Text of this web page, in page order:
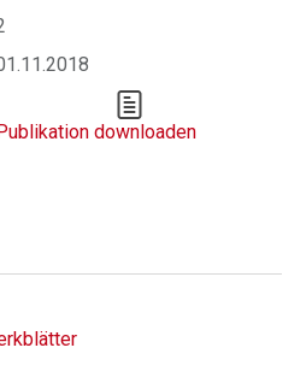
downloaden